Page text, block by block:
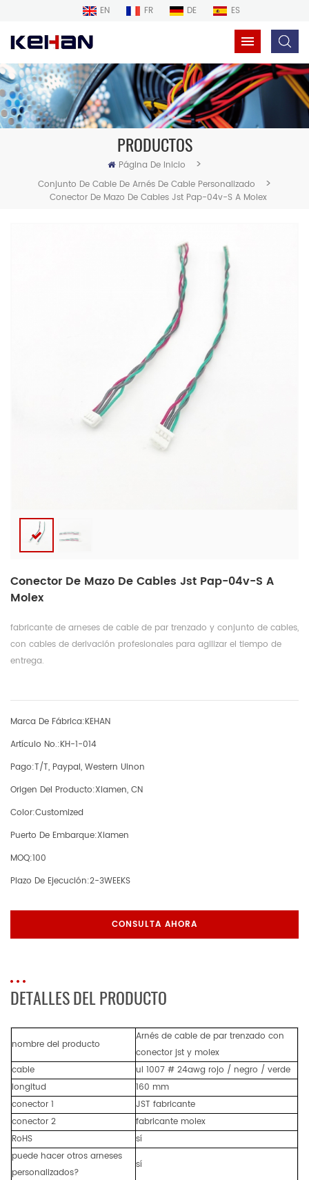
EN FR DE ES
PRODUCTOS
Página De Inicio >
Conjunto De Cable De Arnés De Cable Personalizado >
Conector De Mazo De Cables Jst Pap-04v-S A Molex
Conector De Mazo De Cables Jst Pap-04v-S A
Molex
fabricante de arneses de cable de par trenzado y conjunto de cables,
con cables de derivación profesionales para agilizar el tiempo de
entrega.
Marca De Fábrica:KEHAN
Artículo No.:KH-1-014
Pago:T/T, Paypal, Western Uinon
Origen Del Producto:Xiamen, CN
Color:Customized
Puerto De Embarque:Xiamen
MOQ:100
Plazo De Ejecución:2-3WEEKS
CONSULTA AHORA
DETALLES DEL PRODUCTO
nombre del producto
Arnés de cable de par trenzado con
conector jst y molex
cable
ul 1007 # 24awg rojo / negro / verde
longitud
160 mm
conector 1
JST fabricante
conector 2
fabricante molex
RoHS
sí
puede hacer otros arneses
personalizados?
sí